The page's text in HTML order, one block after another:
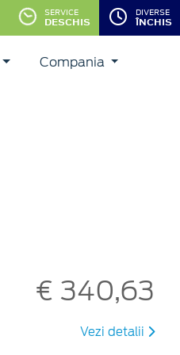
SERVICE
DESCHIS
DIVERSE
ÎNCHIS
Compania
€ 340,63
Vezi detalii